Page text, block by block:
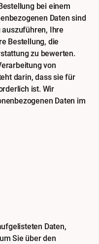
bei einem
Daten sind
Ihre
Bestellung, die
zu bewerten.
von
darin, dass sie für
ist. Wir
Daten im
Daten,
Sie über den